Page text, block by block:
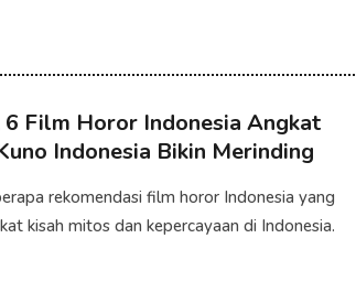
6 Film Horor Indonesia Angkat
Indonesia Bikin Merinding
rekomendasi film horor Indonesia yang
kisah mitos dan kepercayaan di Indonesia.